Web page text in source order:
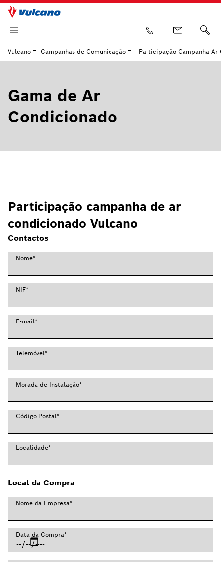
Vulcano Campanhas de Comunicação Participação Campanha Ar
Gama de Ar
Condicionado
Participação campanha de ar
condicionado Vulcano
Contactos
Nome*
NIF*
E-mail*
Telemóvel*
Morada de Instalação*
Código Postal*
Localidade*
Local da Compra
Nome da Empresa*
Data da Compra*